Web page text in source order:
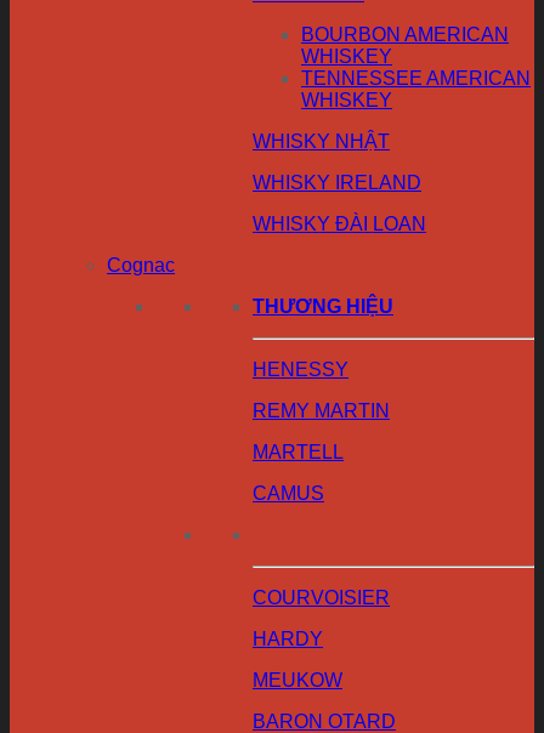
BOURBON AMERICAN
WHISKEY
TENNESSEE AMERICAN
WHISKEY
WHISKY NHẬT
WHISKY IRELAND
WHISKY ĐÀI LOAN
Cognac
THƯƠNG HIỆU
HENESSY
REMY MARTIN
MARTELL
CAMUS
COURVOISIER
HARDY
MEUKOW
BARON OTARD